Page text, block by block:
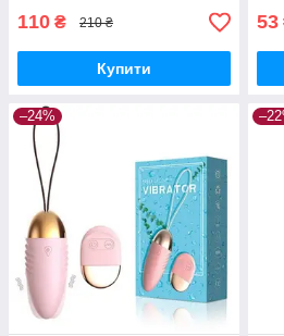
110 ₴ 210 ₴
Купити
53
–24%